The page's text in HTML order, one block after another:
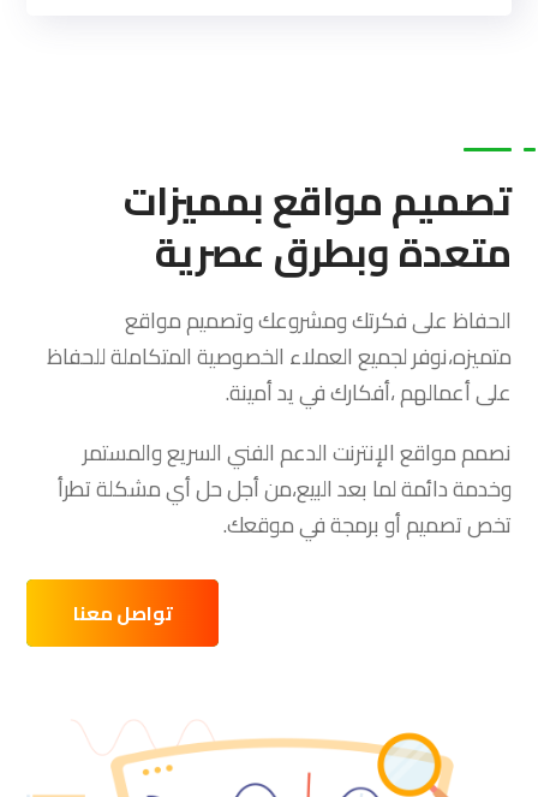
تصميم مواقع بمميزات
متعدة وبطرق عصرية
الحفاظ على فكرتك ومشروعك وتصميم مواقع
متميزه،نوفر لجميع العملاء الخصوصية المتكاملة للحفاظ
على أعمالهم ،أفكارك في يد أمينة.
نصمم مواقع الإنترنت الدعم الفني السريع والمستمر
وخدمة دائمة لما بعد البيع،من أجل حل أي مشكلة تطرأ
تخص تصميم أو برمجة في موقعك.
تواصل معنا